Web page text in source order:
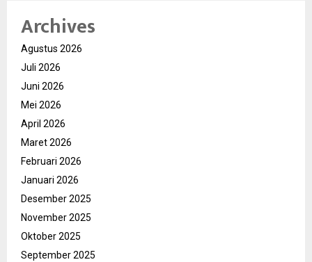
Archives
Agustus 2026
Juli 2026
Juni 2026
Mei 2026
April 2026
Maret 2026
Februari 2026
Januari 2026
Desember 2025
November 2025
Oktober 2025
September 2025